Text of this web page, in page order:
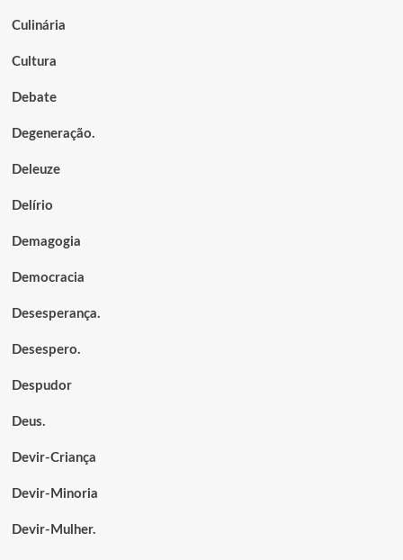
Culinária
Cultura
Debate
Degeneração.
Deleuze
Delírio
Demagogia
Democracia
Desesperança.
Desespero.
Despudor
Deus.
Devir-Criança
Devir-Minoria
Devir-Mulher.